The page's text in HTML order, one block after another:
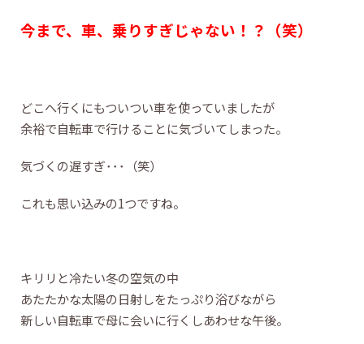
今まで、車、乗りすぎじゃない！？（笑）
どこへ行くにもついつい車を使っていましたが
余裕で自転車で行けることに気づいてしまった。
気づくの遅すぎ･･･（笑）
これも思い込みの1つですね。
キリリと冷たい冬の空気の中
あたたかな太陽の日射しをたっぷり浴びながら
新しい自転車で母に会いに行くしあわせな午後。